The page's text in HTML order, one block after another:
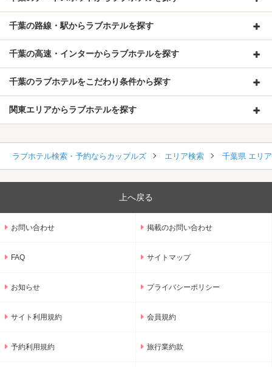
千葉の路線・駅からラブホテルを探す
千葉の高速・インターからラブホテルを探す
千葉のラブホテルをこだわり条件から探す
関東エリアからラブホテルを探す
ラブホテル検索・予約ならカップルズ エリア検索 千葉県 エリ
上へ戻る
お問い合わせ 掲載のお問い合わせ
FAQ サイトマップ
お知らせ プライバシーポリシー
サイト利用規約 会員規約
予約利用規約 旅行業約款